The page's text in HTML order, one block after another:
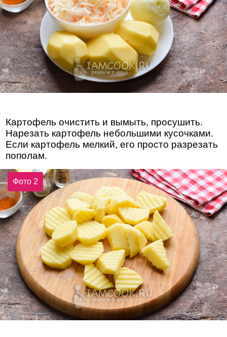
Картофель очистить и вымыть, просушить.
Нарезать картофель небольшими кусочками.
Если картофель мелкий, его просто разрезать
пополам.
Фото 2